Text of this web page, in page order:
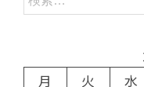
月
火 水